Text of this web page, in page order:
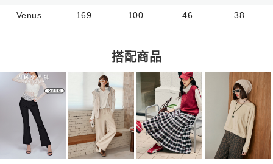
Venus 169 100 46 38
搭配商品